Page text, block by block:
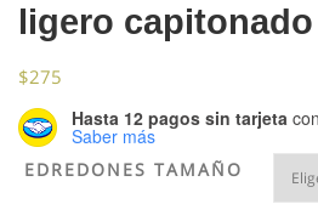
ligero
$275
Hasta 12 pagos sin tarjeta
Saber más
EDREDONES TAMAÑO